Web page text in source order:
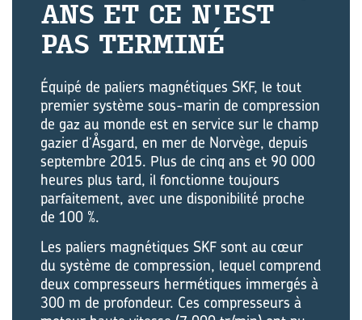
ANS ET CE N'EST
PAS TER­MI­NÉ
Équipé de paliers magnétiques SKF, le tout
premier système sous-marin de compression
de gaz au monde est en service sur le champ
gazier d’Åsgard, en mer de Norvège, depuis
septembre 2015. Plus de cinq ans et 90 000
heures plus tard, il fonctionne toujours
parfaitement, avec une disponibilité proche
de 100 %.
Les paliers magnétiques SKF sont au cœur
du système de compression, lequel comprend
deux compresseurs hermétiques immergés à
300 m de profondeur. Ces compresseurs à